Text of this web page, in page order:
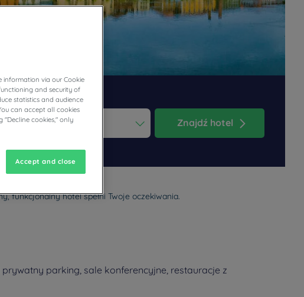
Znajdź hotel
funkcjonalny hotel spełni Twoje oczekiwania.
parking, sale konferencyjne, restauracje z
information via our Cookie
and security of
statistics and audience
can accept all cookies
"Decline cookies," only
Accept and close